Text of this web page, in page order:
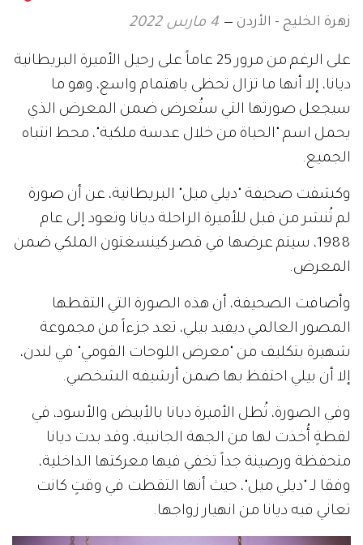
زهرة الخليج - الأردن 4 مارس 2022
على الرغم من مرور 25 عاماً على رحيل الأميرة البريطانية
ديانا، إلا أنها ما تزال تحظى باهتمام واسع، وهو ما
سيجعل صورتها التي ستُعرض ضمن المعرض الذي
يحمل اسم "الحياة من خلال عدسة ملكية"، محط انتباه
الجميع.
وكشفت صحيفة "ديلي ميل" البريطانية، عن أن صورة
لم تُنشر من قبل للأميرة الراحلة ديانا وتعود إلى عام
1988، سيتم عرضها في قصر كينسغتون الملكي ضمن
المعرض.
وأضافت الصحيفة، أن هذه الصورة التي التقطها
المصور العالمي ديفيد بيلي، تعد جزءاً من مجموعة
شهيرة بتكليف من "معرض اللوحات القومي" في لندن،
إلا أن بيلي احتفظ بها ضمن أرشيفه الشخصي.
وفي الصورة، تُطل الأميرة ديانا بالأبيض والأسود، في
لقطةٍ أُخذت لها من الجهة الجانبية، وقد بدت ديانا
متحفظة ورصينة جداً تخفي فيها معركتها الداخلية،
وفقا لـ "ديلي ميل"، حيث أنها التقطت في وقتٍ كانت
تعاني فيه ديانا من انهيار زواجها.